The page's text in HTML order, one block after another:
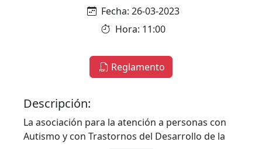
Fecha: 26-03-2023
Hora: 11:00
Reglamento
Descripción:
La asociación para la atención a personas con
Autismo y con Trastornos del Desarrollo de la